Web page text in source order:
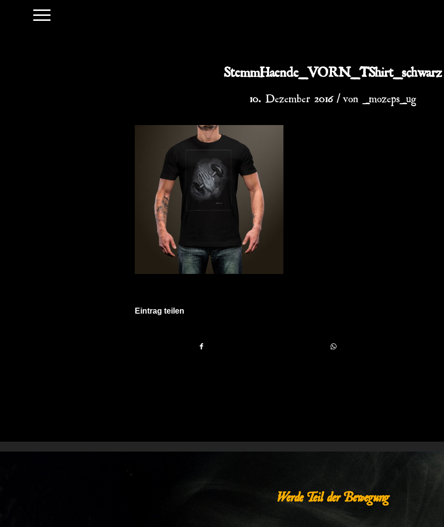
StemmHaende_VORN_TShirt_schwarz
10. Dezember 2016 /
Eintrag teilen
Werde Teil der Bewegung